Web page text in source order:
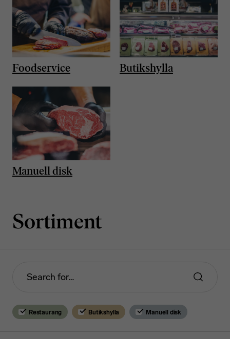
Foodservice Butikshylla
Manuell disk
Sortiment
Restaurang Butikshylla Manuell disk